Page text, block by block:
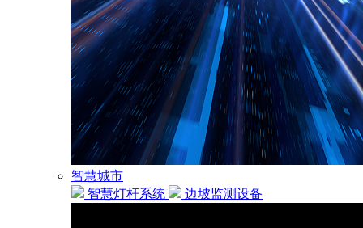
智慧城市
智慧灯杆系统
边坡监测设备